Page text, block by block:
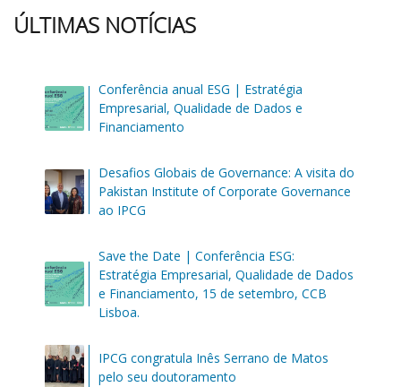
ÚLTIMAS NOTÍCIAS
Conferência anual ESG | Estratégia
Empresarial, Qualidade de Dados e
Financiamento
Desafios Globais de Governance: A visita do
Pakistan Institute of Corporate Governance
ao IPCG
Save the Date | Conferência ESG:
Estratégia Empresarial, Qualidade de Dados
e Financiamento, 15 de setembro, CCB
Lisboa.
IPCG congratula Inês Serrano de Matos
pelo seu doutoramento